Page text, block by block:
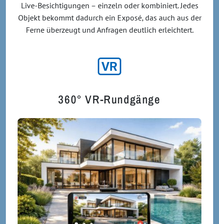
Live-Besichtigungen – einzeln oder kombiniert. Jedes
Objekt bekommt dadurch ein Exposé, das auch aus der
Ferne überzeugt und Anfragen deutlich erleichtert.
360° VR-Rundgänge